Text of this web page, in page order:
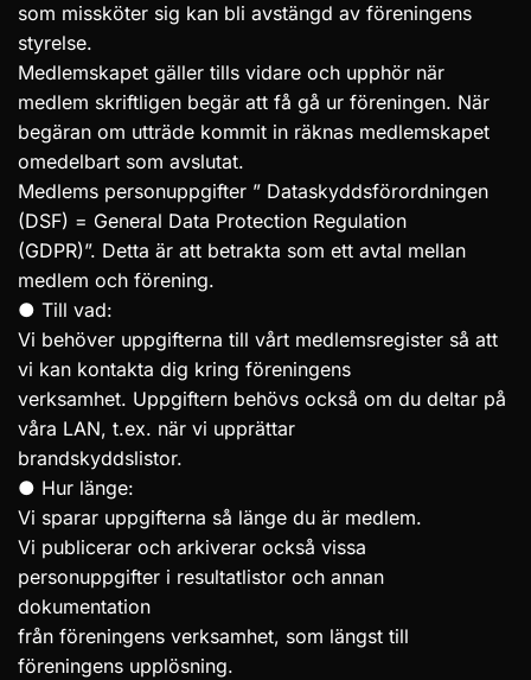
som missköter sig kan bli avstängd av föreningens
styrelse.
Medlemskapet gäller tills vidare och upphör när
medlem skriftligen begär att få gå ur föreningen. När
begäran om utträde kommit in räknas medlemskapet
omedelbart som avslutat.
Medlems personuppgifter ” Dataskyddsförordningen
(DSF) = General Data Protection Regulation
(GDPR)”. Detta är att betrakta som ett avtal mellan
medlem och förening.
● Till vad:
Vi behöver uppgifterna till vårt medlemsregister så att
vi kan kontakta dig kring föreningens
verksamhet. Uppgiftern behövs också om du deltar på
våra LAN, t.ex. när vi upprättar
brandskyddslistor.
● Hur länge:
Vi sparar uppgifterna så länge du är medlem.
Vi publicerar och arkiverar också vissa
personuppgifter i resultatlistor och annan
dokumentation
från föreningens verksamhet, som längst till
föreningens upplösning.